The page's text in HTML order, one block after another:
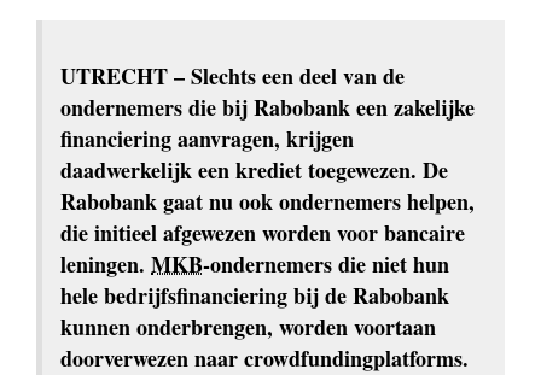
UTRECHT – Slechts een deel van de
ondernemers die bij Rabobank een zakelijke
financiering aanvragen, krijgen
daadwerkelijk een krediet toegewezen. De
Rabobank gaat nu ook ondernemers helpen,
die initieel afgewezen worden voor bancaire
leningen. MKB-ondernemers die niet hun
hele bedrijfsfinanciering bij de Rabobank
kunnen onderbrengen, worden voortaan
doorverwezen naar crowdfundingplatforms.